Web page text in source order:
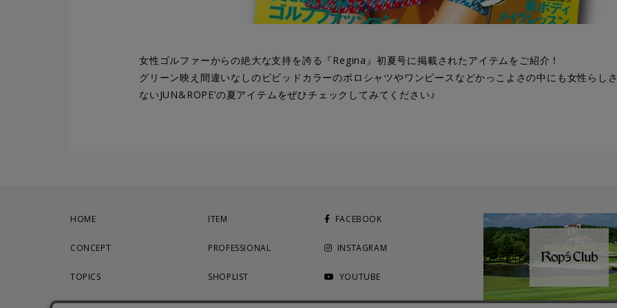
女性ゴルファーからの絶大な支持を誇る『Regina』初夏号に掲載されたアイテムをご紹介！
グリーン映え間違いなしのビビッドカラーのポロシャツやワンピースなどかっこよさの中にも女性らし
ないJUN&ROPE’の夏アイテムをぜひチェックしてみてください♪
HOME
CONCEPT
TOPICS
CATALOG
ITEM
PROFESSIONAL
SHOPLIST
CONTACT
FACEBOOK
INSTAGRAM
YOUTUBE